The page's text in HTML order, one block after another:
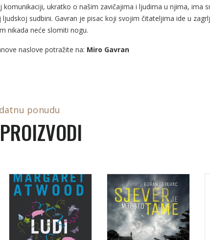
komunikaciji, ukratko o našim zavičajima i ljudima u njima, ima
sudbini. Gavran je pisac koji svojim čitateljima ide u
nikada neće slomiti nogu.
naslove potražite na: Miro Gavran
ponudu